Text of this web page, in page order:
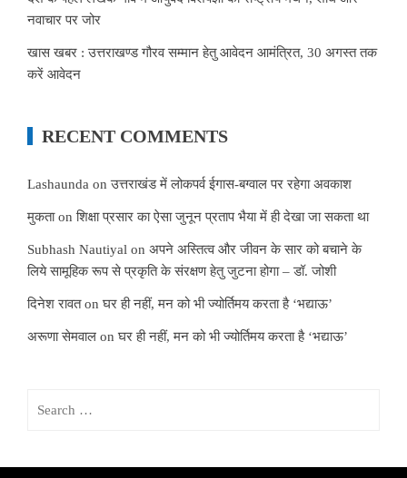
नवाचार पर जोर
खास खबर : उत्तराखण्ड गौरव सम्मान हेतु आवेदन आमंत्रित, 30 अगस्त तक
करें आवेदन
RECENT COMMENTS
Lashaunda onउत्तराखंड में लोकपर्व ईगास-बग्वाल पर रहेगा अवकाश
मुकताonशिक्षा प्रसार का ऐसा जुनून प्रताप भैया में ही देखा जा सकता था
Subhash Nautiyal on अपने अस्तित्व और जीवन के सार को बचाने के
लिये सामूहिक रूप से प्रकृति के संरक्षण हेतु जुटना होगा – डॉ. जोशी
दिनेश रावतonघर ही नहीं, मन को भी ज्योर्तिमय करता है ‘भद्याऊ’
अरूणा सेमवाल onघर ही नहीं, मन को भी ज्योर्तिमय करता है ‘भद्याऊ’